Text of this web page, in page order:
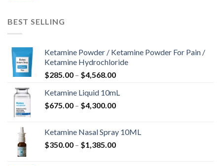
BEST SELLING
Ketamine Powder / Ketamine Powder For Pain /
Ketamine Hydrochloride
$285.00 – $4,568.00Hinnavahemik:
kuni
$4,568.00
Ketamine Liquid 10mL
$675.00 – $4,300.00Hinnavahemik:
$4,300.00
Ketamine Nasal Spray 10ML
$350.00 – $1,385.00Hinnavahemik: